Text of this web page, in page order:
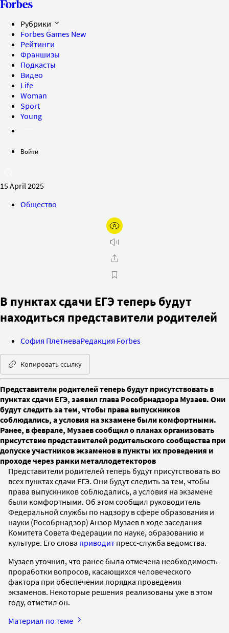
Рубрики
Forbes Games New
Рейтинги
Франшизы
Подкасты
Видео
Life
Woman
Sport
Young
Войти
15 April 2025
Общество
В пунктах сдачи ЕГЭ теперь будут
находиться представители родителей
София ПлетневаРедакция Forbes
Копировать ссылку
Представители родителей теперь будут присутствовать в
пунктах сдачи ЕГЭ, заявил глава Рособрнадзора Музаев. Они
будут следить за тем, чтобы права выпускников
соблюдались, а условия на экзамене были комфортными.
Ранее, в феврале, Музаев сообщил о планах организовать
присутствие представителей родительского сообщества при
допуске участников экзаменов в пункты их проведения и
проходе через рамки металлодетекторов
Представители родителей теперь будут присутствовать во
всех пунктах сдачи ЕГЭ. Они будут следить за тем, чтобы
права выпускников соблюдались, а условия на экзамене
были комфортными. Об этом сообщил руководитель
Федеральной службы по надзору в сфере образования и
науки (Рособрнадзор) Анзор Музаев в ходе заседания
Комитета Совета Федерации по науке, образованию и
культуре. Его слова приводит пресс-служба ведомства.
Музаев уточнил, что ранее была отмечена необходимость
проработки вопросов, касающихся человеческого
фактора при обеспечении порядка проведения
экзаменов. Некоторые решения реализованы уже в этом
году, отметил он.
Материал по теме